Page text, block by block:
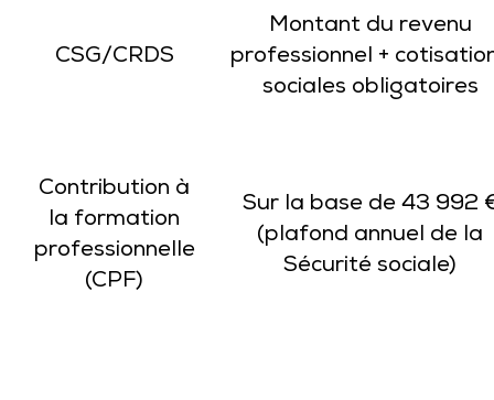
CSG/CRDS
Montant du revenu
professionnel +
sociales obligatoires
Contribution à
la formation
professionnelle
(CPF)
Sur la base de 43 992
(plafond annuel de la
Sécurité sociale)